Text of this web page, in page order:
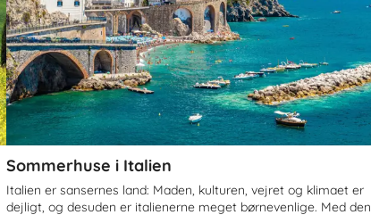
Sommerhuse i Italien
Italien er sansernes land: Maden, kulturen, vejret og klimaet er
dejligt, og desuden er italienerne meget børnevenlige. Med den